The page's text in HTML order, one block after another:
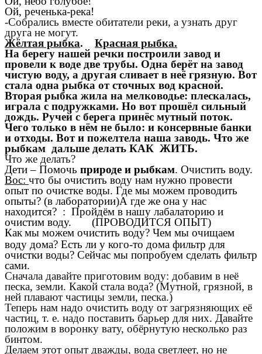
Ой, реченька-река!
-Собрались вместе обитатели реки, а узнать друг
друга не могут.
Жёлтая рыбка. Красная рыбка.
На берегу нашей речки построили завод и
провели к воде две трубы. Одна берёт на завод
чистую воду, а другая сливает в неё грязную. Вот
стала одна рыбка от сточных вод красной.
Вторая рыбка жила на мелководье: плескалась,
играла с подружками. Но вот прошёл сильный
дождь. Ручей с берега принёс мутный поток.
Чего только в нём не было: и консервные банки
и отходы. Вот и пожелтела наша заводь. Что же
рыбкам дальше делать КАК ЖИТЬ.
Что же делать?
Дети – Помочь природе и рыбкам. Очистить воду.
Вос: что бы очистить воду нам нужно провести
опыт по очистке воды. Где мы можем проводить
опыты? (в лаборатории)А где же она у нас
находится? : Пройдём в нашу лабалаторию и
очистим воду. (ПРОВОДИТСЯ ОПЫТ)
Какмы можем очистить воду? Чем мы очищаем
воду дома? Есть ли у кого-то дома фильтр для
очистки воды? Сейчас мы попробуем сделать фильтр
сами.
Сначала давайте приготовим воду: добавим в неё
песка, земли. Какой стала вода? (Мутной, грязной, в
ней плавают частицы земли, песка.)
Теперь нам надо очистить воду от загрязняющих её
частиц, т. е. надо поставить барьер для них. Давайте
положим в воронку вату, обёрнутую несколько раз
бинтом.
Делаем этот опыт дважды, вода светлеет, но не